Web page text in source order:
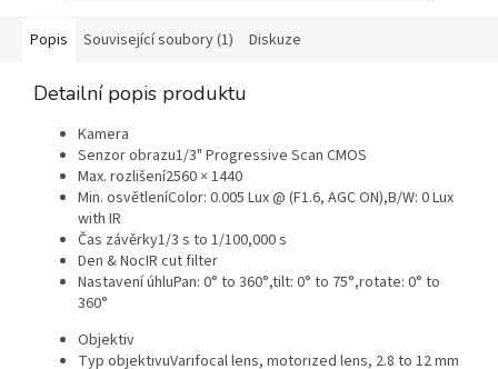
Popis Související soubory (1) Diskuze
Detailní popis produktu
Kamera
Senzor obrazu1/3" Progressive Scan CMOS
Max. rozlišení2560 × 1440
Min. osvětleníColor: 0.005 Lux @ (F1.6, AGC ON),B/W: 0 Lux
with IR
Čas závěrky1/3 s to 1/100,000 s
Den & NocIR cut filter
Nastavení úhluPan: 0° to 360°,tilt: 0° to 75°,rotate: 0° to
360°
Objektiv
Typ objektivuVarifocal lens, motorized lens, 2.8 to 12 mm